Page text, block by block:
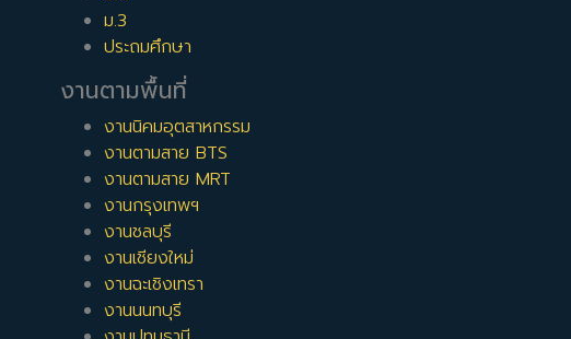
ม.3
ประถมศึกษา
งานตามพื้นที่
งานนิคมอุตสาหกรรม
งานตามสาย BTS
งานตามสาย MRT
งานกรุงเทพฯ
งานชลบุรี
งานเชียงใหม่
งานฉะเชิงเทรา
งานนนทบุรี